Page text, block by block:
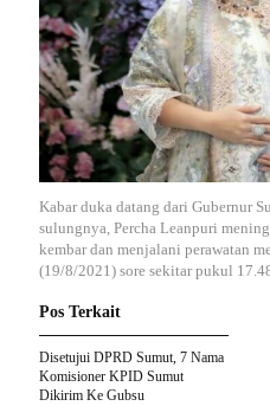
Kabar duka datang dari Gubernur
sulungnya, Percha Leanpuri
kembar dan menjalani perawatan
(19/8/2021) sore sekitar pukul
Pos Terkait
Disetujui DPRD Sumut, 7 Nama
Komisioner KPID Sumut
Dikirim Ke Gubsu